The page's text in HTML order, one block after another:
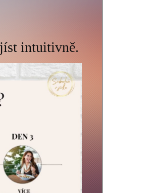
intuitivně.